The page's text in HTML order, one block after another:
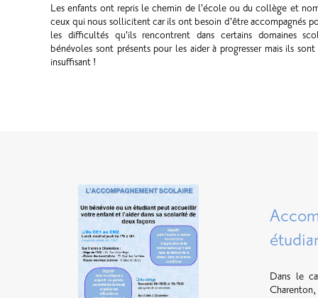
Les enfants ont repris le chemin de l'école ou du collège et
ceux qui nous sollicitent car ils ont besoin d'être accompagnés
les difficultés qu'ils rencontrent dans certains domaines
bénévoles sont présents pour les aider à progresser mais ils
insuffisant !
Dans le
Charenton,